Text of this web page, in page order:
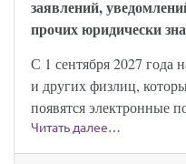
заявлений,
прочих юридически
С 1 сентября 2027 года
и других физлиц,
появятся электронные
Читать далее…